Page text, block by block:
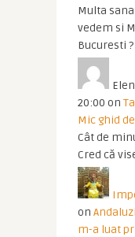
Multa
vedem si
Bucuresti ?
20:00 on
Mic ghid
Cât de
Cred că
on
m-a luat